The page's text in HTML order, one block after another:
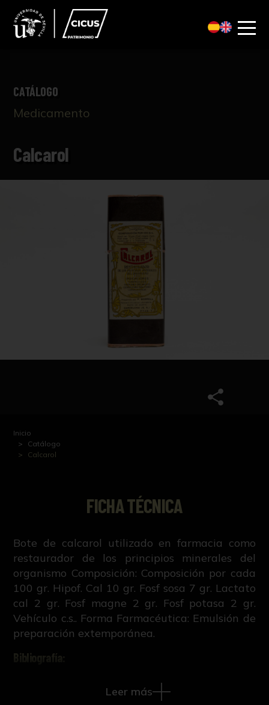
CATÁLOGO
Medicamento
Calcarol
Inicio
Catálogo
Calcarol
FICHA TÉCNICA
Bote de calcarol utilizado en farmacia como
restaurador de los principios minerales del
organismo Composición: Composición por cada
100 gr. Hipof. Cal 10 gr. Fosf sosa 7 gr. Lactato
cal 2 gr. Fosf magne 2 gr. Fosf potasa 2 gr.
Vehículo c.s.. Forma Farmacéutica: Emulsión de
preparación extemporánea.
Bibliografía:
R. Ruiz Altaba, Creación, estudio,
conservación y difusión de la colección
Leer más